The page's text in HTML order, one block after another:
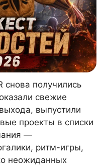
снова получились
свежие
выпустили
проекты в списки
—
ритм-игры,
неожиданных